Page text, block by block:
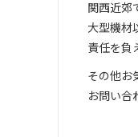
関西近郊
大型機材
責任を負
その他お
お問い合